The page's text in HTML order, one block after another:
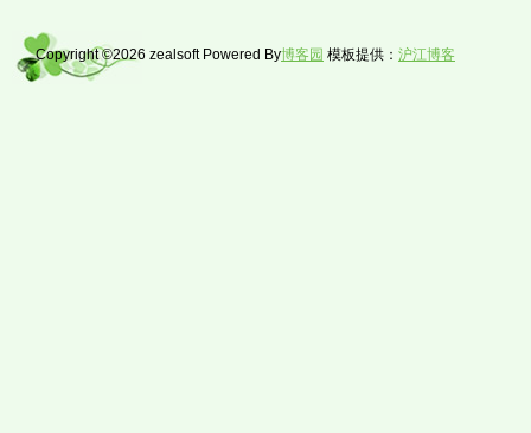
Copyright ©2026 zealsoft Powered By博客园 模板提供： 沪江博客